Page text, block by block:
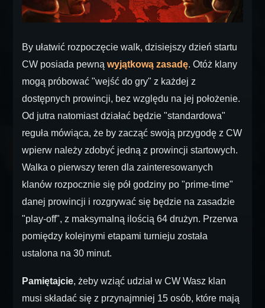
By ułatwić rozpoczęcie walk, dzisiejszy dzień startu
CW posiada pewną wyjątkową zasadę. Otóż klany
mogą próbować "wejść do gry" z każdej z
dostępnych prowincji, bez względu na jej położenie.
Od jutra natomiast działać będzie "standardowa"
reguła mówiąca, że by zacząć swoją przygodę z CW
wpierw należy zdobyć jedną z prowincji startowych.
Walka o pierwszy teren dla zainteresowanych
klanów rozpocznie się pół godziny po "prime-time"
danej prowincji i rozgrywać się będzie na zasadzie
"play-off", z maksymalną ilością 64 drużyn. Przerwa
pomiędzy kolejnymi etapami turnieju została
ustalona na 30 minut.
Pamiętajcie, żeby wziąć udział w CW Wasz klan
musi składać się z przynajmniej 15 osób, które mają